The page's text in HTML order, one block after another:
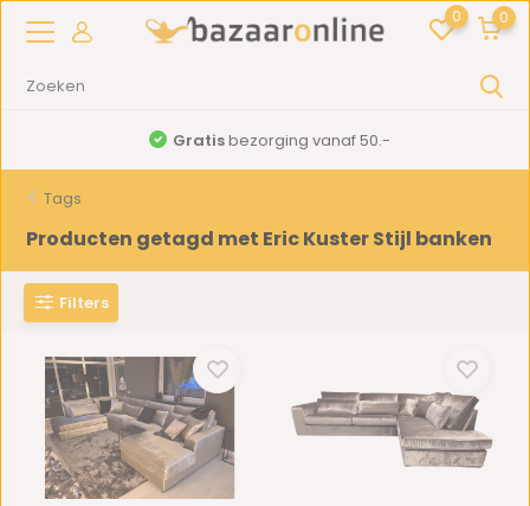
0 0
Gratisbezorging vanaf 50.-
Tags
Producten getagd met Eric Kuster Stijl banken
Filters